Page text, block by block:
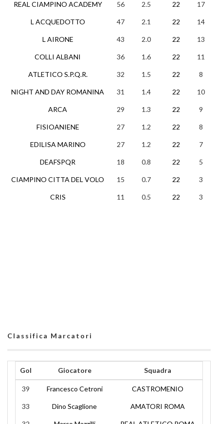
REAL CIAMPINO ACADEMY
L ACQUEDOTTO
L AIRONE
COLLI ALBANI
ATLETICO S.P.Q.R.
NIGHT AND DAY ROMANINA
ARCA
FISIOANIENE
EDILISA MARINO
DEAFSPQR
CIAMPINO CITTA DEL VOLO
CRIS
56 2.5 22 17
47 2.1 22 14
43 2.0 22 13
36 1.6 22 11
32 1.5 22 8
31 1.4 22 10
29 1.3 22 9
27 1.2 22 8
27 1.2 22 7
18 0.8 22 5
15 0.7 22 3
11 0.5 22 3
Classifica Marcatori
Gol Giocatore Squadra
39 Francesco Cetroni CASTROMENIO
33 Dino Scaglione AMATORI ROMA